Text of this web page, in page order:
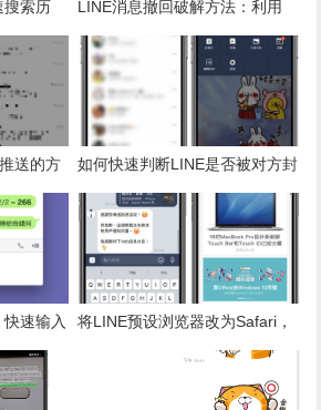
搜索历
跟踪技
LINE消息撤回破解方法：利用
Siri还原与三大限制技巧
送的方
如何快速判断LINE是否被对方封
锁？破解不读不回的困扰技巧
速输入
算
将LINE预设浏览器改为Safari，
避免内置浏览器弹出新网页